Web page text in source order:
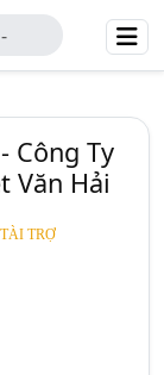
Công Ty
Văn Hải
TRỢ